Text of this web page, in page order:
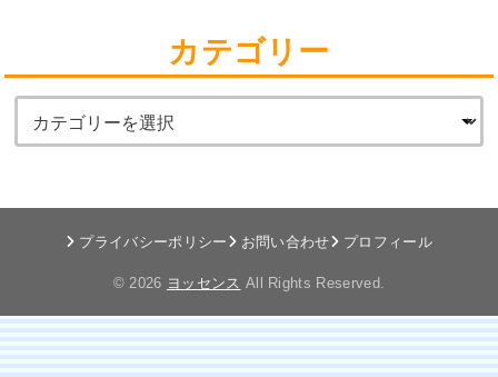
カテゴリー
プライバシーポリシー お問い合わせ プロフィール
© 2026 ヨッセンス All Rights Reserved.